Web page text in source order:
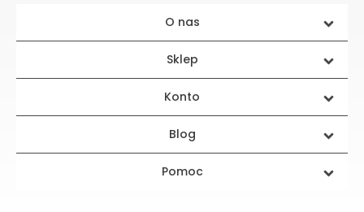
O nas
Sklep
Konto
Blog
Pomoc